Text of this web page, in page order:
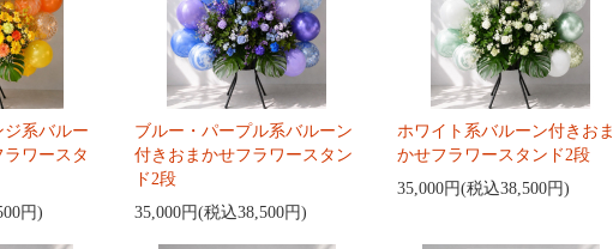
ジ系バルー
ワースタ
円)
ブルー・パープル系バルーン
付きおまかせフラワースタン
ド2段
35,000円(税込38,500円)
ホワイト系バルーン付きおま
かせフラワースタンド2段
35,000円(税込38,500円)